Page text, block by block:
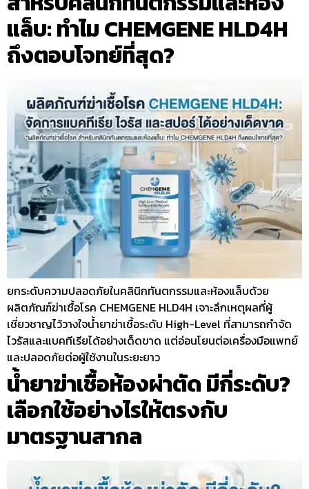
แล็บ: ทำไม CHEMGENE HLD4H
ถึงตอบโจทย์ที่สุด?
ยกระดับความปลอดภัยในคลินิกทันตกรรมและห้องแล็บด้วย
ผลิตภัณฑ์ฆ่าเชื้อโรค CHEMGENE HLD4H เจาะลึกเหตุผลที่ผู้
เชี่ยวชาญไว้วางใจน้ำยาฆ่าเชื้อระดับ High-Level ที่สามารถกำจัด
ไวรัสและแบคทีเรียได้อย่างเด็ดขาด แต่อ่อนโยนต่อเครื่องมือแพทย์
และปลอดภัยต่อผู้ใช้งานในระยะยาว
น้ำยาฆ่าเชื้อห้องผ่าตัด มีกี่ระดับ?
เลือกใช้อย่างไรให้ตรงกับ
มาตรฐานสากล